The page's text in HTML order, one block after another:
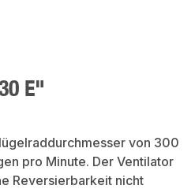
E"
von 300
pro Minute. Der Ventilator
Reversierbarkeit nicht